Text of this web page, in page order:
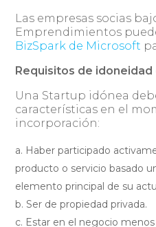
Las empresas socias
Emprendimientos
BizSpark de Microsoft
Requisitos de
Una Startup idónea
características en el
incorporación:
Haber participado
producto o servicio basado
elemento principal de su
Ser de propiedad privada.
Estar en el negocio